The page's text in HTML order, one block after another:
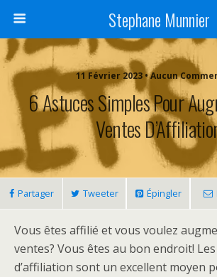
Stephane Munnier
11 Février 2023 • Aucun
6 Astuces Simples Pour
Ventes
Partager Tweeter Épingler
Vous êtes affilié et vous voulez
ventes? Vous êtes au bon endroit!
d’affiliation sont un excellent moyen